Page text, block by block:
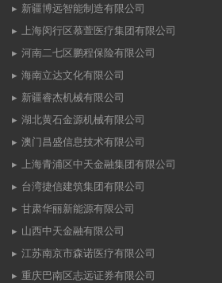
新疆博远智能制造有限公司
上海闵行区慕萱医疗集团有限公司
河南二七区鹏程保险有限公司
海南立达文化有限公司
新疆睿杰机械有限公司
湖北黄石金源机械有限公司
澳门昌盛信息技术有限公司
上海青浦区中天金融集团有限公司
台湾捷信建筑集团有限公司
甘肃华丽新能源有限公司
山西中天金融有限公司
江苏南京市森诺医疗有限公司
重庆巴南区志远证券有限公司